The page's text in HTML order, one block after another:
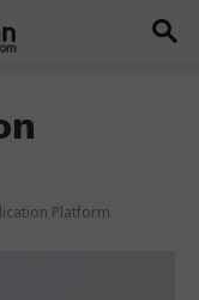
Platform